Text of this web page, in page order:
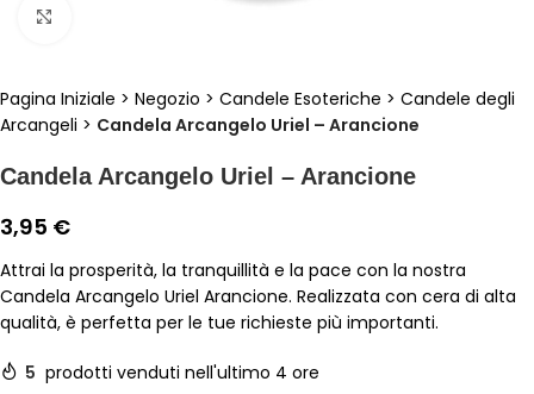
Pagina Iniziale > Negozio > Candele Esoteriche > Candele degli
Arcangeli > Candela Arcangelo Uriel – Arancione
Candela Arcangelo Uriel – Arancione
3,95 €
Attrai la prosperità, la tranquillità e la pace con la nostra
Candela Arcangelo Uriel Arancione. Realizzata con cera di alta
qualità, è perfetta per le tue richieste più importanti.
5 prodotti venduti nell'ultimo 4 ore